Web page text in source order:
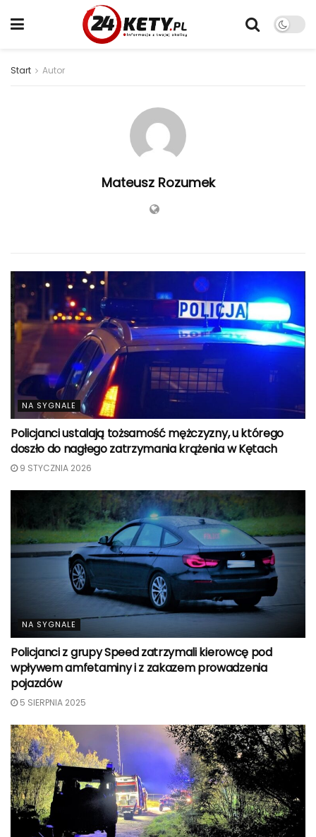
Start Autor
Mateusz Rozumek
NA SYGNALE
Policjanci ustalają tożsamość mężczyzny, u którego
doszło do nagłego zatrzymania krążenia w Kętach
9 STYCZNIA 2026
NA SYGNALE
Policjanci z grupy Speed zatrzymali kierowcę pod
wpływem amfetaminy i z zakazem prowadzenia
pojazdów
5 SIERPNIA 2025